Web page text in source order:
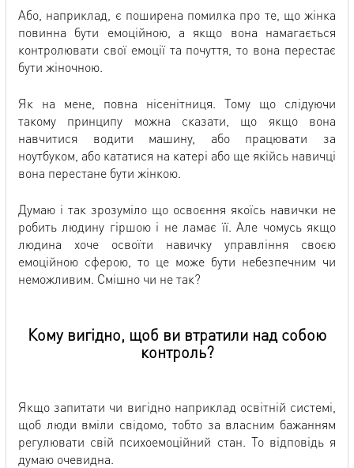
Або, наприклад, є поширена помилка про те, що жінка
повинна бути емоційною, а якщо вона намагається
контролювати свої емоції та почуття, то вона перестає
бути жіночною.
Як на мене, повна нісенітниця. Тому що слідуючи
такому принципу можна сказати, що якщо вона
навчитися водити машину, або працювати за
ноутбуком, або кататися на катері або ще якійсь навичці
вона перестане бути жінкою.
Думаю і так зрозуміло що освоєння якоїсь навички не
робить людину гіршою і не ламає її. Але чомусь якщо
людина хоче освоїти навичку управління своєю
емоційною сферою, то це може бути небезпечним чи
неможливим. Смішно чи не так?
Кому вигідно, щоб ви втратили над собою
контроль?
Якщо запитати чи вигідно наприклад освітній системі,
щоб люди вміли свідомо, тобто за власним бажанням
регулювати свій психоемоційний стан. То відповідь я
думаю очевидна.